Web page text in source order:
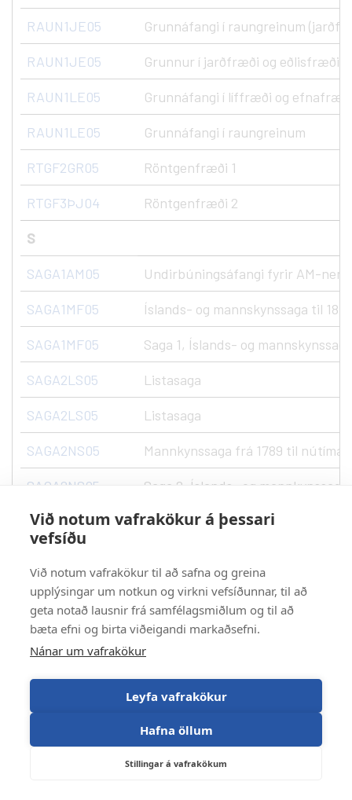
Við notum vafrakökur á þessari
vefsíðu
Við notum vafrakökur til að safna og greina
upplýsingar um notkun og virkni vefsíðunnar, til að
geta notað lausnir frá samfélagsmiðlum og til að
bæta efni og birta viðeigandi markaðsefni.
Nánar um vafrakökur
Leyfa vafrakökur
Hafna öllum
Stillingar á vafrakökum
RAUN1JE05 Grunnáfangi í raungreinum
RAUN1JE05 Grunnur í jarðfræði og eðlisfræði
RAUN1LE05 Grunnáfangi í líffræði og efnafræði
RAUN1LE05 Grunnáfangi í raungreinum
RTGF2GR05 Röntgenfræði 1
RTGF3ÞJ04 Röntgenfræði 2
S
SAGA1AM05 Undirbúningsáfangi fyrir AM-
SAGA1MF05 Íslands- og mannskynssaga til
SAGA1MF05 Saga 1, Íslands- og
SAGA2LS05 Listasaga
SAGA2LS05 Listasaga
SAGA2NS05 Mannkynssaga frá 1789 til
SAGA2NS05 Saga 2, Íslands- og
SAGA2TS05 Trúarbragðasaga
SAGA3KM05 Sagan og kvikmyndir
SAGA3LS05 Samtímalist
SAGA3MA05 Samtímasaga
Samtímasaga
Menningarsaga
Menningarsaga